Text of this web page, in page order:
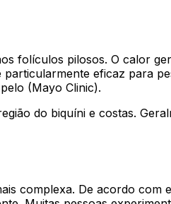
folículos pilosos. O calor
eficaz para
(Mayo Clinic).
do biquíni e costas.
complexa. De acordo com